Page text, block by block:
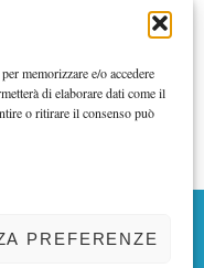
memorizzare e/o accedere
di elaborare dati come il
o ritirare il consenso può
PREFERENZE
TO TOP